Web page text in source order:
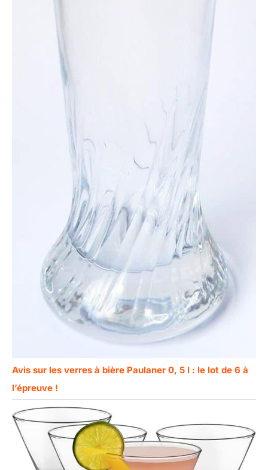
Avis sur les verres à bière Paulaner 0, 5 l : le lot de 6 à
l’épreuve !